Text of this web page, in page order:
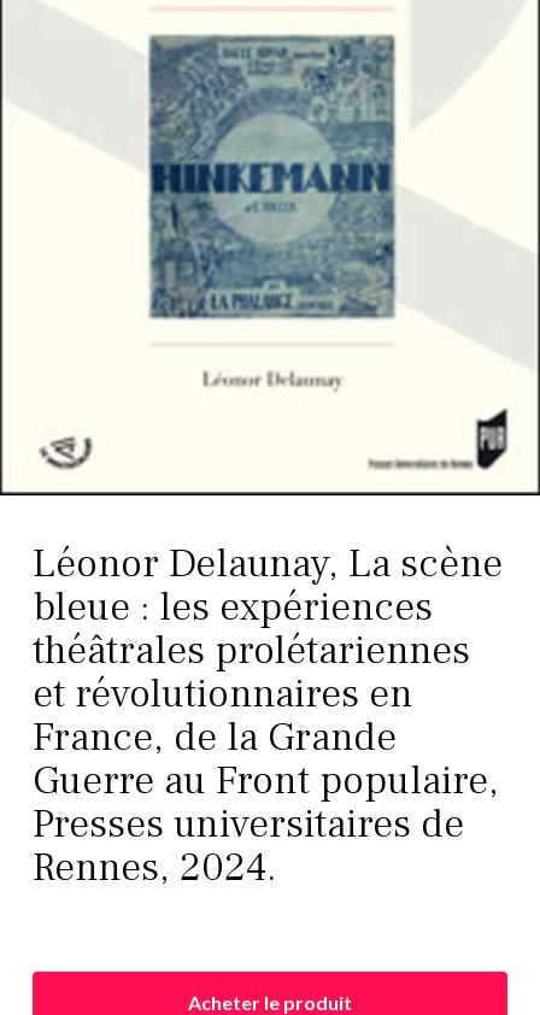
Léonor Delaunay, La scène
bleue : les expériences
théâtrales prolétariennes
et révolutionnaires en
France, de la Grande
Guerre au Front populaire,
Presses universitaires de
Rennes, 2024.
Acheter le produit